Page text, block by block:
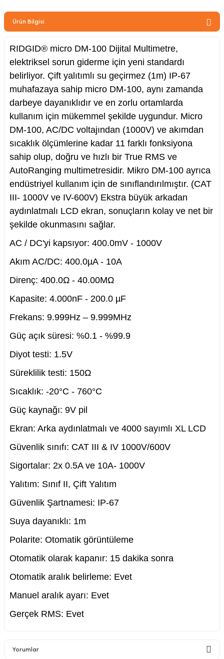
Ucu
Ürün Bilgisi
RIDGID® micro DM-100 Dijital Multimetre,
elektriksel sorun giderme için yeni standardı
belirliyor. Çift yalıtımlı su geçirmez (1m) IP-67
muhafazaya sahip micro DM-100, aynı zamanda
darbeye dayanıklıdır ve en zorlu ortamlarda
kullanım için mükemmel şekilde uygundur. Micro
DM-100, AC/DC voltajından (1000V) ve akımdan
sıcaklık ölçümlerine kadar 11 farklı fonksiyona
sahip olup, doğru ve hızlı bir True RMS ve
AutoRanging multimetresidir. Mikro DM-100 ayrıca
endüstriyel kullanım için de sınıflandırılmıştır. (CAT
III- 1000V ve IV-600V) Ekstra büyük arkadan
aydınlatmalı LCD ekran, sonuçların kolay ve net bir
şekilde okunmasını sağlar.
AC / DC'yi kapsıyor: 400.0mV - 1000V
Akım AC/DC: 400.0µA - 10A
Direnç: 400.0Ω - 40.00MΩ
Kapasite: 4.000nF - 200.0 µF
Frekans: 9.999Hz – 9.999MHz
Güç açık süresi: %0.1 - %99.9
Diyot testi: 1.5V
Süreklilik testi: 150Ω
Sıcaklık: -20°C - 760°C
Güç kaynağı: 9V pil
Ekran: Arka aydınlatmalı ve 4000 sayımlı XL LCD
Güvenlik sınıfı: CAT III & IV 1000V/600V
Sigortalar: 2x 0.5A ve 10A- 1000V
Yalıtım: Sınıf II, Çift Yalıtım
Güvenlik Şartnamesi: IP-67
Suya dayanıklı: 1m
Polarite: Otomatik görüntüleme
Otomatik olarak kapanır: 15 dakika sonra
Otomatik aralık belirleme: Evet
Manuel aralık ayarı: Evet
Gerçek RMS: Evet
Yorumlar